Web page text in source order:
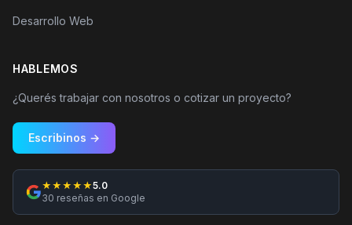
Desarrollo Web
HABLEMOS
¿Querés trabajar con nosotros o cotizar un proyecto?
Escribinos →
★★★★★5.0
30 reseñas en Google